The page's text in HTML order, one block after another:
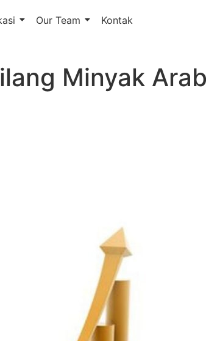
Our Team Kontak
Minyak